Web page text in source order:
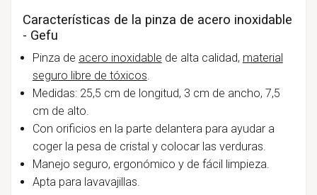
Características de la pinza de acero inoxidable
- Gefu
Pinza de acero inoxidable de alta calidad, material
seguro libre de tóxicos.
Medidas: 25,5 cm de longitud, 3 cm de ancho, 7,5
cm de alto.
Con orificios en la parte delantera para ayudar a
coger la pesa de cristal y colocar las verduras.
Manejo seguro, ergonómico y de fácil limpieza.
Apta para lavavajillas.